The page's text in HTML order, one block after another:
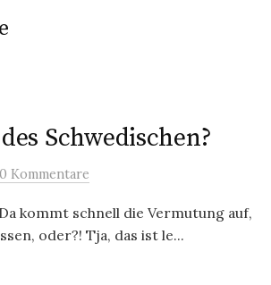
Schwedischen?
0 Kommentare
kommt schnell die Vermutung auf,
oder?! Tja, das ist le...